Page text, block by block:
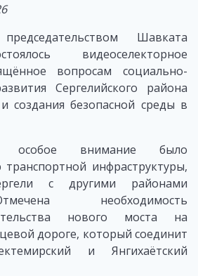
Шавката
видеоселекторное
вопросам социально-
Сергелийского района
создания безопасной среды в
особое внимание было
инфраструктуры,
с другими районами
необходимость
нового моста на
дороге, который соединит
и Янгихаётский